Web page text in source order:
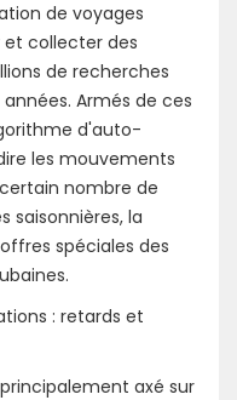
de voyages
collecter des
de recherches
Armés de ces
d'auto-
les mouvements
nombre de
saisonnières, la
spéciales des
: retards et
axé sur